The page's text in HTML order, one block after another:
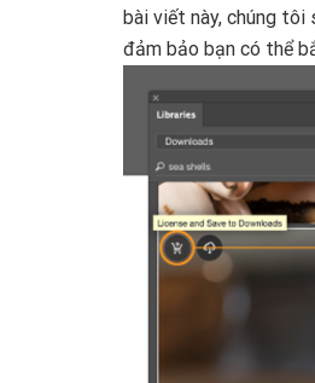
bài viết này, chúng
đảm bảo bạn có thể